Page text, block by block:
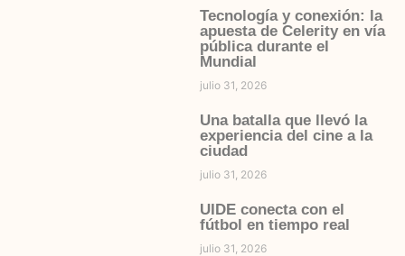
Tecnología y conexión: la
apuesta de Celerity en vía
pública durante el
Mundial
julio 31, 2026
Una batalla que llevó la
experiencia del cine a la
ciudad
julio 31, 2026
UIDE conecta con el
fútbol en tiempo real
julio 31, 2026